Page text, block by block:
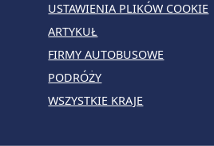
USTAWIENIA PLIKÓW COOKIE
ARTYKUŁ
FIRMY AUTOBUSOWE
PODRÓŻY
WSZYSTKIE KRAJE